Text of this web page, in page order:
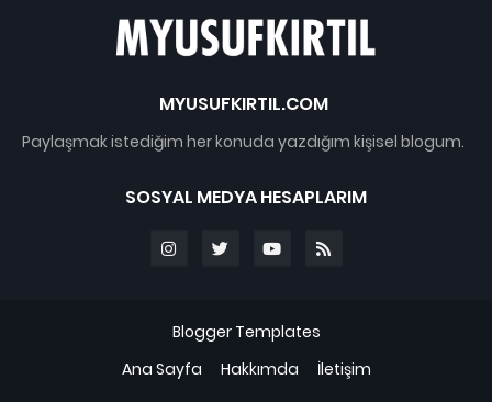
MYUSUFKIRTIL.COM
Paylaşmak istediğim her konuda yazdığım kişisel blogum.
SOSYAL MEDYA HESAPLARIM
Blogger Templates
Ana Sayfa
Hakkımda İletişim